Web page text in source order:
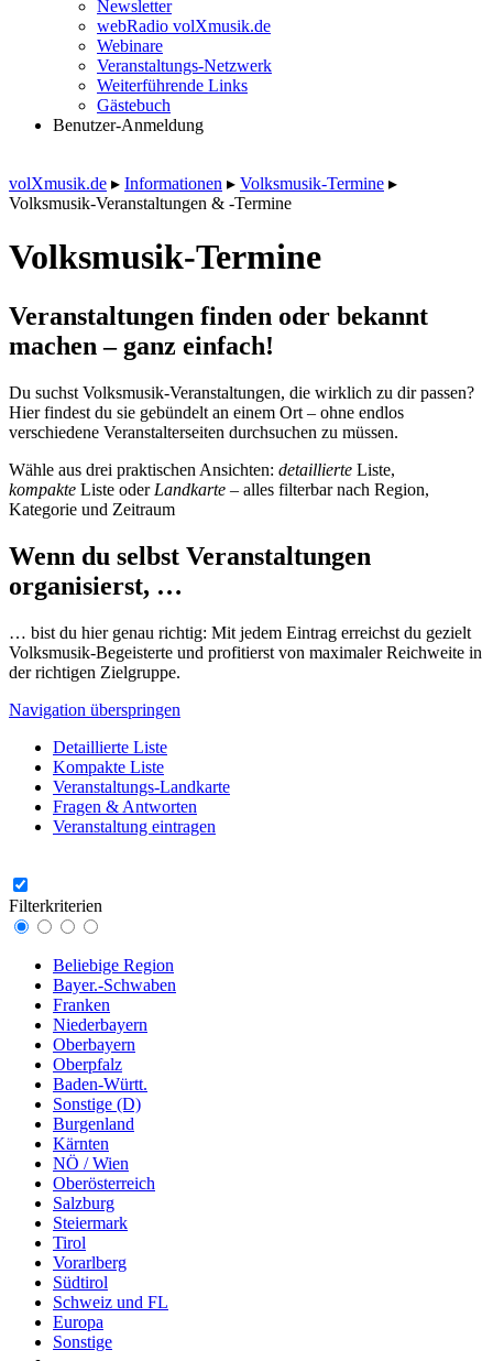
Newsletter
webRadio volXmusik.de
Webinare
Veranstaltungs-Netzwerk
Weiterführende Links
Gästebuch
Benutzer-Anmeldung
volXmusik.de ▸ Informationen ▸ Volksmusik-Termine ▸
Volksmusik-Veranstaltungen & -Termine
Volksmusik-Termine
Veranstaltungen finden oder bekannt
machen – ganz einfach!
Du suchst Volksmusik-Veranstaltungen, die wirklich zu dir passen?
Hier findest du sie gebündelt an einem Ort – ohne endlos
verschiedene Veranstalterseiten durchsuchen zu müssen.
Wähle aus drei praktischen Ansichten: detaillierte Liste,
kompakte Liste oder Landkarte – alles filterbar nach Region,
Kategorie und Zeitraum
Wenn du selbst Veranstaltungen
organisierst, …
… bist du hier genau richtig: Mit jedem Eintrag erreichst du gezielt
Volksmusik-Begeisterte und profitierst von maximaler Reichweite in
der richtigen Zielgruppe.
Navigation überspringen
Detaillierte Liste
Kompakte Liste
Veranstaltungs-Landkarte
Fragen & Antworten
Veranstaltung eintragen
Filterkriterien
Beliebige Region
Bayer.-Schwaben
Franken
Niederbayern
Oberbayern
Oberpfalz
Baden-Württ.
Sonstige (D)
Burgenland
Kärnten
NÖ / Wien
Oberösterreich
Salzburg
Steiermark
Tirol
Vorarlberg
Südtirol
Schweiz und FL
Europa
Sonstige